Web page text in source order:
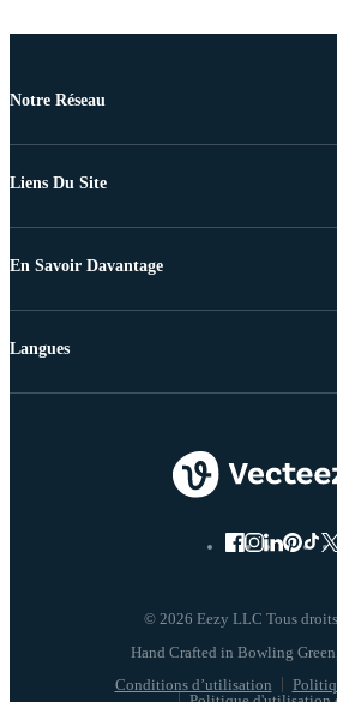
Notre Réseau
Liens Du Site
En Savoir Davantage
© 2026 Eezy LLC Tous droits
Conditions d’utilisation
Langues